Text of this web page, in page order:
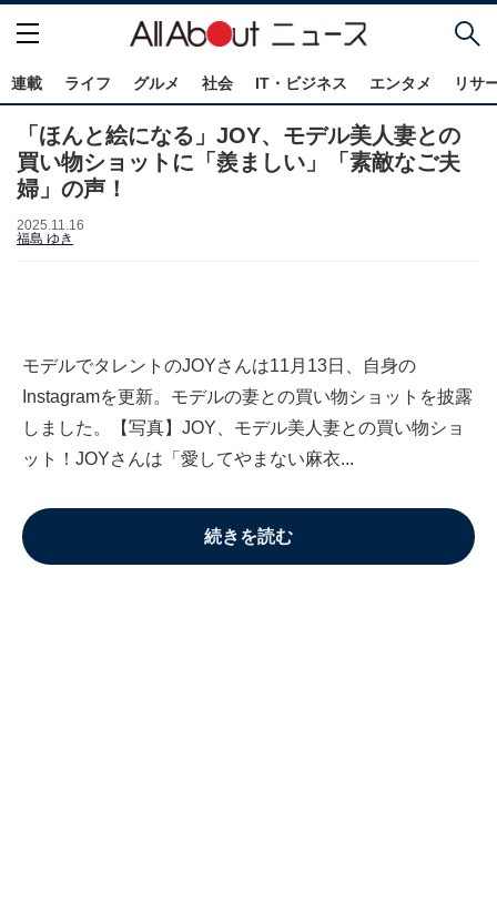
連載 ライフ グルメ 社会 IT・ビジネス エンタメ リサ
「ほんと絵になる」JOY、モデル美人妻との
買い物ショットに「羨ましい」「素敵なご夫
婦」の声！
2025.11.16
福島 ゆき
モデルでタレントのJOYさんは11月13日、自身の
Instagramを更新。モデルの妻との買い物ショットを披露
しました。【写真】JOY、モデル美人妻との買い物ショ
ット！JOYさんは「愛してやまない麻衣...
続きを読む